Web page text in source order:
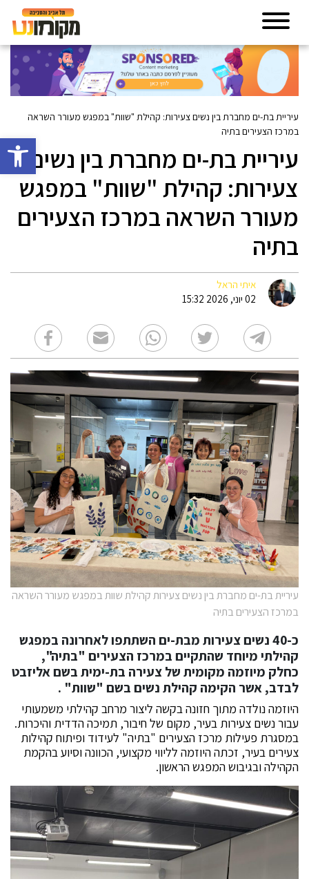
פתח
עיריית בת-ים מחברת בין נשים צעירות: קהילת "שוות" במפגש מעורר השראה
במרכז הצעירים בתיה
עיריית בת-ים מחברת בין נשים
צעירות: קהילת "שוות" במפגש
מעורר השראה במרכז הצעירים
בתיה
איתי הראל
02 יוני, 2026 15:32
עיריית בת-ים מחברת בין נשים צעירות קהילת שוות במפגש מעורר השראה
במרכז הצעירים בתיה
כ-40 נשים צעירות מבת-ים השתתפו לאחרונה במפגש
קהילתי מיוחד שהתקיים במרכז הצעירים "בתיה",
כחלק מיוזמה מקומית של צעירה בת-ימית בשם אליזבט
לבדב, אשר הקימה קהילת נשים בשם "שוות" .
היוזמה נולדה מתוך חזונה בקשה ליצור מרחב קהילתי משמעותי
עבור נשים צעירות בעיר, מקום של חיבור, תמיכה הדדית והיכרות.
במסגרת פעילות מרכז הצעירים "בתיה" לעידוד ופיתוח קהילות
צעירים בעיר, זכתה היוזמה לליווי מקצועי, הכוונה וסיוע בהקמת
הקהילה ובגיבוש המפגש הראשון.